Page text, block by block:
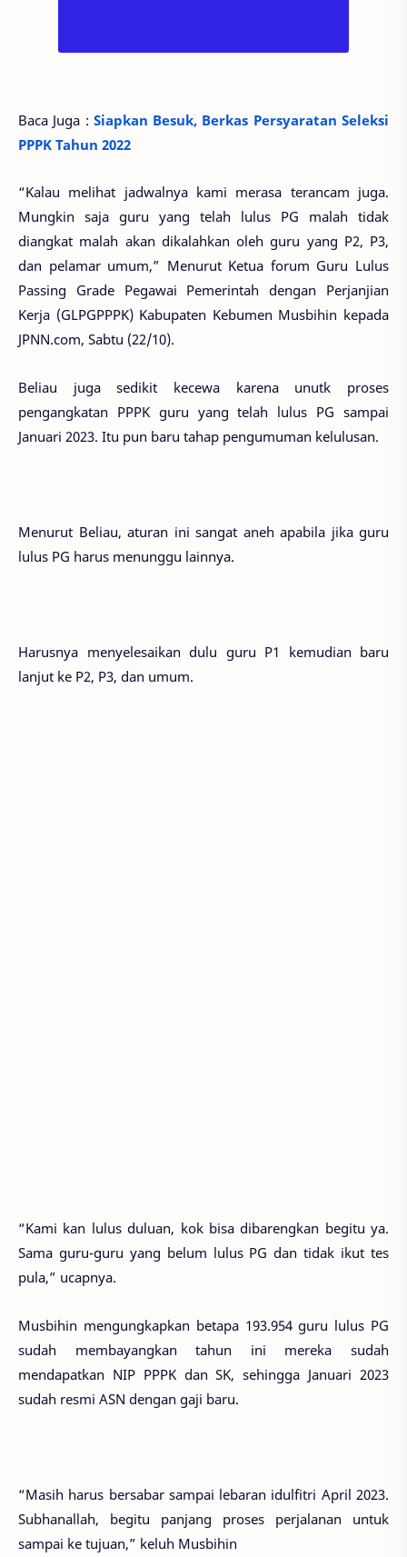
Baca Juga : Siapkan Besuk, Berkas Persyaratan Seleksi
PPPK Tahun 2022
“Kalau melihat jadwalnya kami merasa terancam juga.
Mungkin saja guru yang telah lulus PG malah tidak
diangkat malah akan dikalahkan oleh guru yang P2, P3,
dan pelamar umum,” Menurut Ketua forum Guru Lulus
Passing Grade Pegawai Pemerintah dengan Perjanjian
Kerja (GLPGPPPK) Kabupaten Kebumen Musbihin kepada
JPNN.com, Sabtu (22/10).
Beliau juga sedikit kecewa karena unutk proses
pengangkatan PPPK guru yang telah lulus PG sampai
Januari 2023. Itu pun baru tahap pengumuman kelulusan.
Menurut Beliau, aturan ini sangat aneh apabila jika guru
lulus PG harus menunggu lainnya.
Harusnya menyelesaikan dulu guru P1 kemudian baru
lanjut ke P2, P3, dan umum.
“Kami kan lulus duluan, kok bisa dibarengkan begitu ya.
Sama guru-guru yang belum lulus PG dan tidak ikut tes
pula,” ucapnya.
Musbihin mengungkapkan betapa 193.954 guru lulus PG
sudah membayangkan tahun ini mereka sudah
mendapatkan NIP PPPK dan SK, sehingga Januari 2023
sudah resmi ASN dengan gaji baru.
“Masih harus bersabar sampai lebaran idulfitri April 2023.
Subhanallah, begitu panjang proses perjalanan untuk
sampai ke tujuan,” keluh Musbihin